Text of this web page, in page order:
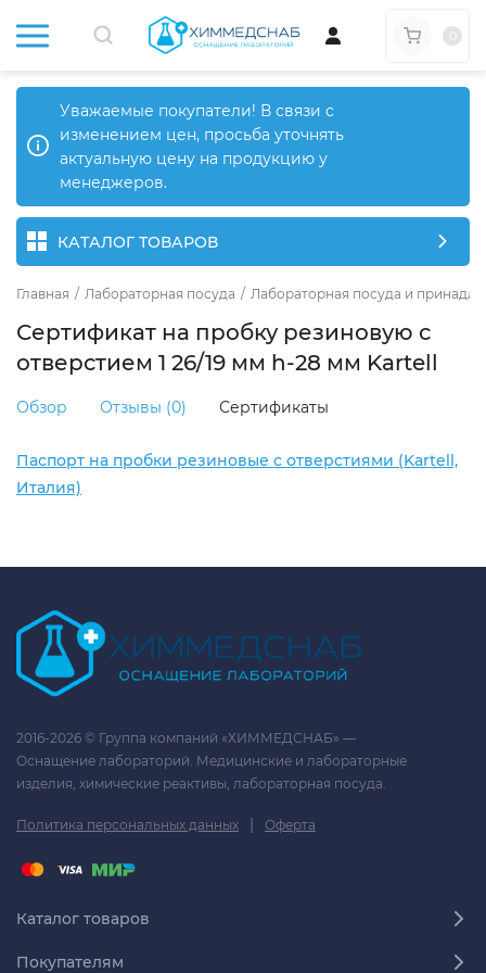
Уважаемые покупатели! В связи с
изменением цен, просьба уточнять
актуальную цену на продукцию у
менеджеров.
КАТАЛОГ ТОВАРОВ
Главная / Лабораторная посуда / Лабораторная посуда и
Сертификат на пробку резиновую с
отверстием 1 26/19 мм h-28 мм Kartell
Обзор Отзывы (0) Сертификаты
Паспорт на пробки резиновые с отверстиями (Kartell,
Италия)
2016-2026 © Группа компаний «ХИММЕДСНАБ» —
Оснащение лабораторий. Медицинские и лабораторные
изделия, химические реактивы, лабораторная посуда.
Политика персональных данных | Оферта
Каталог товаров
Покупателям